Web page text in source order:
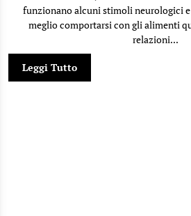
funzionano alcuni stimoli neurologici e
meglio comportarsi con gli alimenti
relazioni...
Leggi Tutto